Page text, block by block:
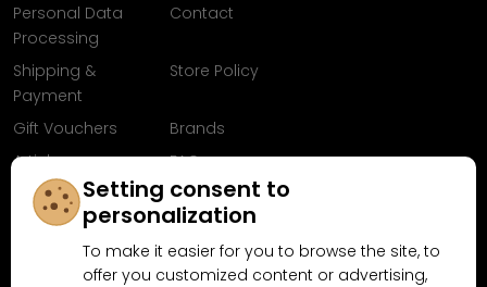
Personal Data
Processing
Contact
Shipping &
Payment
Store Policy
Gift Vouchers
Brands
Articles
FAQ
Follow us on
Facebook
Setting consent to
personalization
To make it easier for you to browse the site, to
offer you customized content or advertising,